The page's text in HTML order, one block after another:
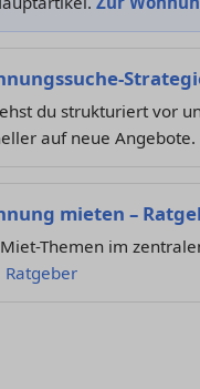
du strukturiert vor
auf neue Angebote.
mieten –
Themen im
Ratgeber